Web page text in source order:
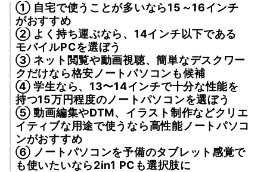
① 自宅で使うことが多いなら15～16インチ
がおすすめ
② よく持ち運ぶなら、14インチ以下である
モバイルPCを選ぼう
③ ネット閲覧や動画視聴、簡単なデスクワー
クだけなら格安ノートパソコンも候補
④ 学生なら、13〜14インチで十分な性能を
持つ15万円程度のノートパソコンを選ぼう
⑤ 動画編集やDTM、イラスト制作などクリエ
イティブな用途で使うなら高性能ノートパソコ
ンがおすすめ
⑥ ノートパソコンを予備のタブレット感覚で
も使いたいなら2in1 PCも選択肢に